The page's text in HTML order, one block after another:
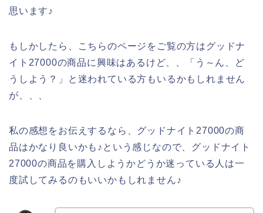
思います♪
もしかしたら、こちらのページをご覧の方はグッドナ
イト27000の商品に興味はあるけど、、「う～ん、ど
うしよう？」と迷われている方もいるかもしれません
が、、、
私の感想をお伝えするなら、グッドナイト27000の商
品はかなり良いかも♪という感じなので、グッドナイト
27000の商品を購入しようかどうか迷っている人は一
度試してみるのもいいかもしれません♪